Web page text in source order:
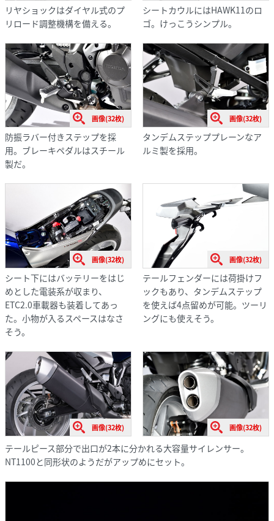
リヤショックはダイヤル式のプ
リロード調整機構を備える。
シートカウルにはHAWK11のロ
ゴ。けっこうシンプル。
画像(32枚)
防振ラバー付きステップを採
用。ブレーキペダルはスチール
製だ。
画像(32枚)
タンデムステッププレーンなア
ルミ製を採用。
画像(32枚)
シート下にはバッテリーをはじ
めとした電装系が収まり、
ETC2.0車載器も装着してあっ
た。小物が入るスペースはなさ
そう。
画像(32枚)
テールフェンダーには荷掛けフ
ックもあり、タンデムステップ
を使えば4点留めが可能。ツーリ
ングにも使えそう。
画像(32枚) 画像(32枚)
テールピース部分で出口が2本に分かれる大容量サイレンサー。
NT1100と同形状のようだがアップめにセット。